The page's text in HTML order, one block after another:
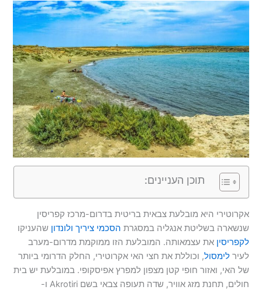
תוכן העניינים:
אקרוטירי היא מובלעת צבאית בריטית בדרום-מרכז קפריסין
שנשארה בשליטת אנגליה במסגרת הסכמי ציריך ולונדון שהעניקו
לקפריסין את עצמאותה. המובלעת הזו ממוקמת מדרום-מערב
לעירלימסול, וכוללת את חצי האי אקרוטירי, החלק הדרומי ביותר
של האי, ואזור חופי קטן מצפון למפרץ אפיסקופי. במובלעת יש בית
חולים, תחנת מזג אוויר, שדה תעופה צבאי בשם Akrotiri ו-